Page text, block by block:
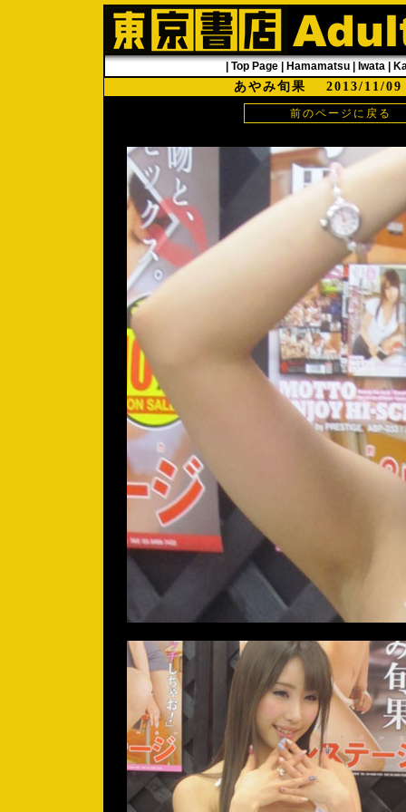
Top Page| Hamamatsu| Iwata|
あやみ旬果 2013/11/09
前のページに戻る